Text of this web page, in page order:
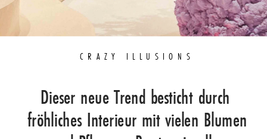
CRAZY ILLUSIONS
Dieser neue Trend besticht durch
fröhliches Interieur mit vielen Blumen